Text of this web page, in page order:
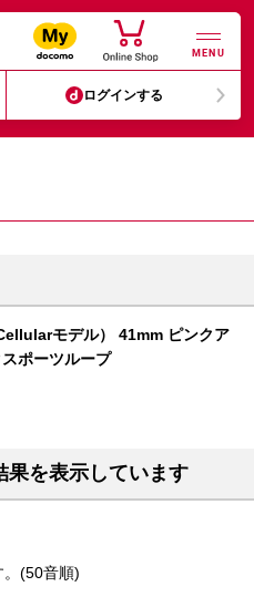
MENU
ログインする
モデル） 41mm ピンクア
ポーツループ
果を表示しています
。(50音順)